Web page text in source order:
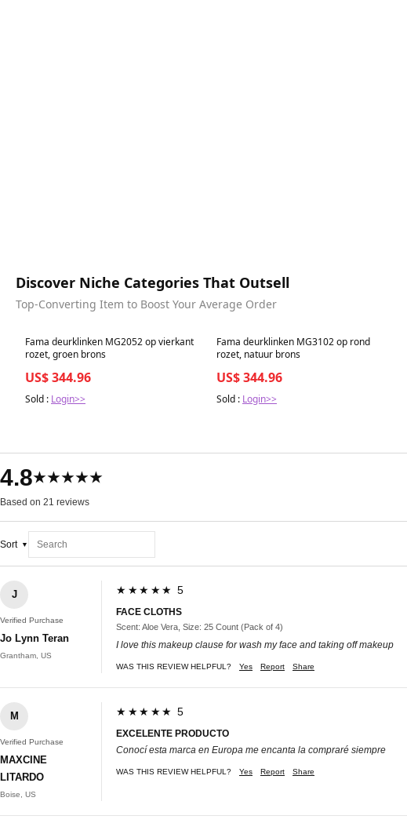
Discover Niche Categories That Outsell
Top-Converting Item to Boost Your Average Order
Best in 7 days
Fama deurklinken MG2052 op vierkant
rozet, groen brons
US$ 344.96
Sold : Login>>
Best in 7 days
Fama deurklinken MG3102 op rond
rozet, natuur brons
US$ 344.96
Sold : Login>>
4.8★★★★★
Based on 21 reviews
Sort
J
Verified Purchase
Jo Lynn Teran
Grantham, US
★★★★★ 5
FACE CLOTHS
Scent: Aloe Vera, Size: 25 Count (Pack of 4)
I love this makeup clause for wash my face and taking off makeup
WAS THIS REVIEW HELPFUL? Yes Report Share
M
Verified Purchase
MAXCINE
LITARDO
Boise, US
★★★★★ 5
EXCELENTE PRODUCTO
Conocí esta marca en Europa me encanta la compraré siempre
WAS THIS REVIEW HELPFUL? Yes Report Share